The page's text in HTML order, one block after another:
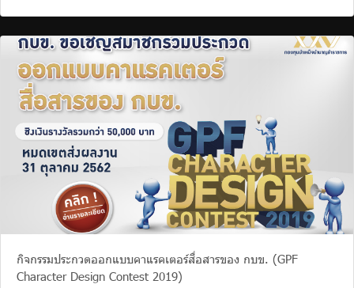
กิจกรรมประกวดออกแบบคาแรคเตอร์สื่อสารของ กบข. (GPF
Character Design Contest 2019)